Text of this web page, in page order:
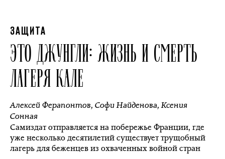
ЗАЩИТА
ЭТО ДЖУНГЛИ: ЖИЗНЬ И СМЕРТЬ
ЛАГЕРЯ КАЛЕ
Алексей Ферапонтов, Софи Найденова,Ксения
Сонная
Самиздат отправляется на побережье Франции, где
уже несколько десятилетий существует трущобный
лагерь для беженцев из охваченных войной стран